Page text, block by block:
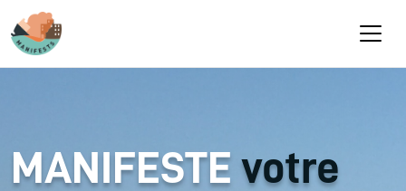
Aller au contenu principal
MANIFESTE votre